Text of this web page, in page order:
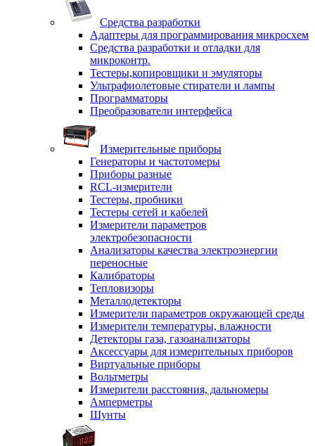
Средства разработки
Адаптеры для программирования микросхем
Средства разработки и отладки для
микроконтр.
Тестеры,копировщики и эмуляторы
Ультрафиолетовые стиратели и лампы
Программаторы
Преобразователи интерфейса
Измерительные приборы
Генераторы и частотомеры
Приборы разные
RCL-измерители
Тестеры, пробники
Тестеры сетей и кабелей
Измерители параметров
электробезопасности
Анализаторы качества электроэнергии
переносные
Калибраторы
Тепловизоры
Металлодетекторы
Измерители параметров окружающей среды
Измерители температуры, влажности
Детекторы газа, газоанализаторы
Аксессуары для измерительных приборов
Виртуальные приборы
Вольтметры
Измерители расстояния, дальномеры
Амперметры
Шунты